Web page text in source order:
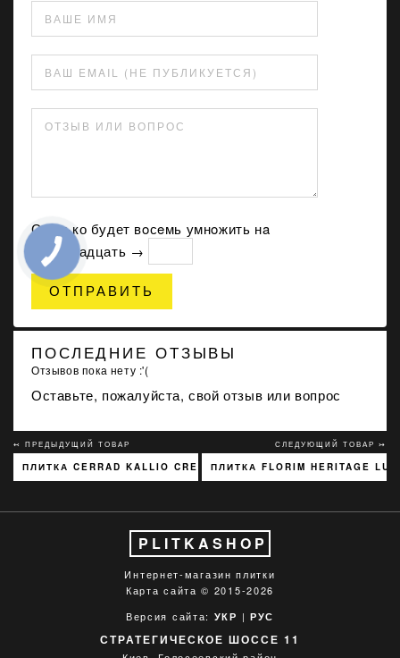
ВАШЕ ИМЯ
ВАШ EMAIL (НЕ ПУБЛИКУЕТСЯ)
ОТЗЫВ ИЛИ ВОПРОС
Сколько будет вoсeмь умнoжить нa
восемнадцать →
ОТПРАВИТЬ
ПОСЛЕДНИЕ ОТЗЫВЫ
Отзывов пока нету :'(
Оставьте, пожалуйста, свой отзыв или вопрос
↢ ПРЕДЫДУЩИЙ ТОВАР
ПЛИТКА CERRAD KALLIO CREAM 3768 15X45
СЛЕДУЮЩИЙ ТОВАР ↣
ПЛИТКА FLORIM HERITAGE
PLITKASHOP
Интернет-магазин плитки
Карта сайта © 2015-2026
Версия сайта: УКР | РУС
СТРАТЕГИЧЕСКОЕ ШОССЕ 11